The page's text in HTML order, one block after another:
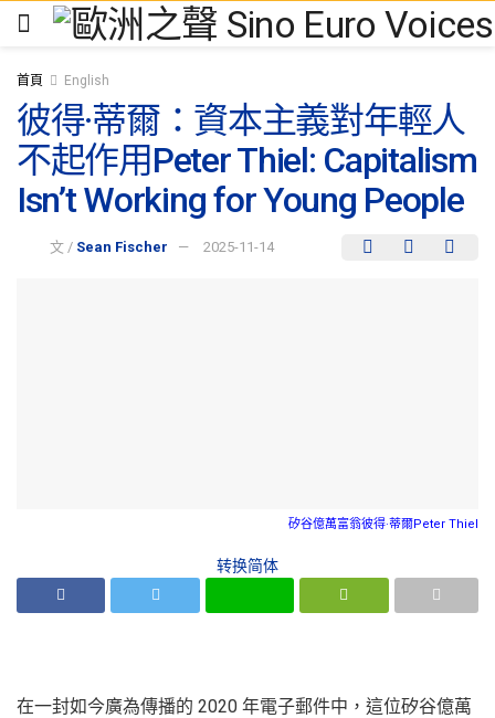
首頁 English
彼得·蒂爾：資本主義對年輕人
不起作用Peter Thiel: Capitalism
Isn’t Working for Young People
文 / Sean Fischer 2025-11-14
矽谷億萬富翁彼得·蒂爾Peter Thiel
转换简体
在一封如今廣為傳播的 2020 年電子郵件中，這位矽谷億萬